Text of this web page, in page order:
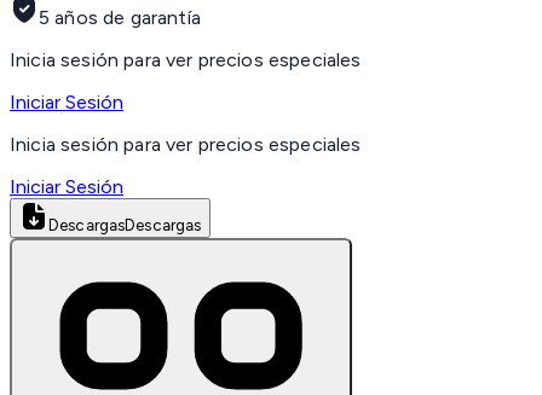
5 años de garantía
Inicia sesión para ver precios especiales
Iniciar Sesión
Inicia sesión para ver precios especiales
Iniciar Sesión
DescargasDescargas